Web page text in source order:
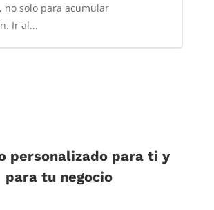
no solo para acumular
Ir al...
personalizado para ti y
para tu negocio